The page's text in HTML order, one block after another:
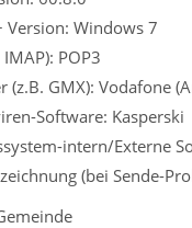
Version: Windows 7
POP3
(z.B. GMX): Vodafone
Software: Kasperski
intern/Externe
(bei Sende-